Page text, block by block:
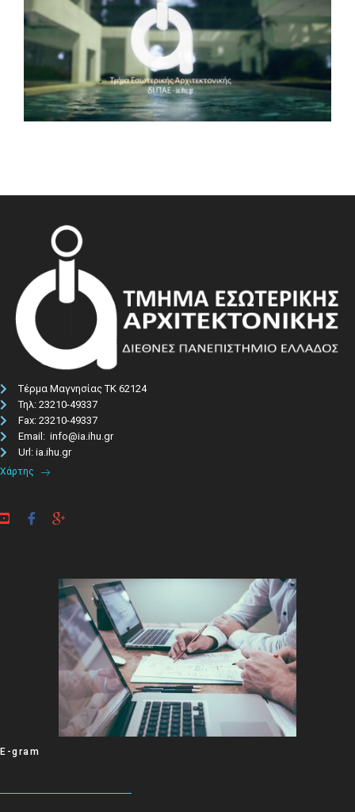
Τέρμα Μαγνησίας ΤΚ 62124
Τηλ: 23210-49337​
Fax: 23210-49337
Email: info@ia.ihu.gr
Url: ia.ihu.gr
Χάρτης
E-gram